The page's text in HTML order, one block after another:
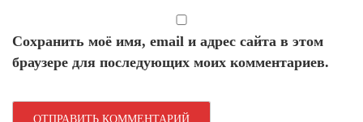
Сохранить моё имя, email и адрес сайта в этом
браузере для последующих моих комментариев.